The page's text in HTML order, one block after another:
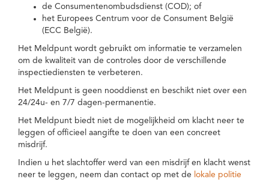
de Consumentenombudsdienst (COD); of
het Europees Centrum voor de Consument België
(ECC België).
Het Meldpunt wordt gebruikt om informatie te verzamelen
om de kwaliteit van de controles door de verschillende
inspectiediensten te verbeteren.
Het Meldpunt is geen nooddienst en beschikt niet over een
24/24u- en 7/7 dagen-permanentie.
Het Meldpunt biedt niet de mogelijkheid om klacht neer te
leggen of officieel aangifte te doen van een concreet
misdrijf.
Indien u het slachtoffer werd van een misdrijf en klacht wenst
neer te leggen, neem dan contact op met de lokale politie